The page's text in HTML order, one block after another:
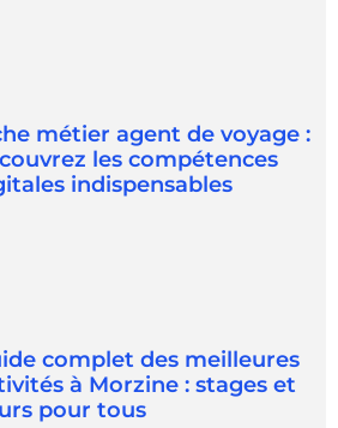
métier agent de voyage :
les compétences
indispensables
complet des meilleures
à Morzine : stages et
pour tous